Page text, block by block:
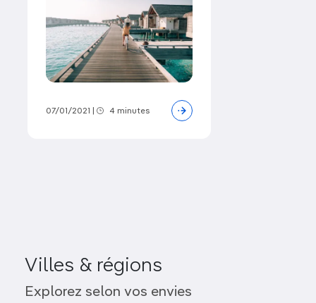
07/01/2021 4 minutes
Villes & régions
Explorez selon vos envies
Atoll d’Ari